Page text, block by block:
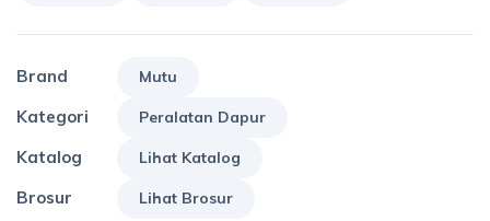
Brand Mutu
Kategori Peralatan Dapur
Katalog Lihat Katalog
Brosur Lihat Brosur